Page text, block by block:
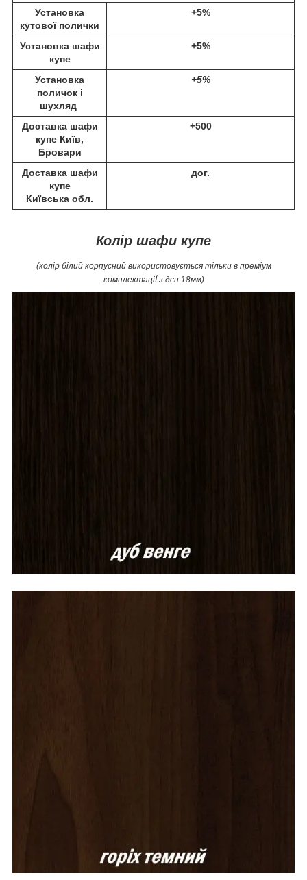
Установка
кутової полички
+5%
Установка шафи
купе
+5%
Установка
поличок і
шухляд
+5%
Доставка шафи
купе Київ,
Бровари
+500
Доставка шафи
купе
Київська обл.
дог.
Колір шафи купе
(колір білий корпусний використовується тільки в преміум
комплектаціЇ з дсп 18мм)